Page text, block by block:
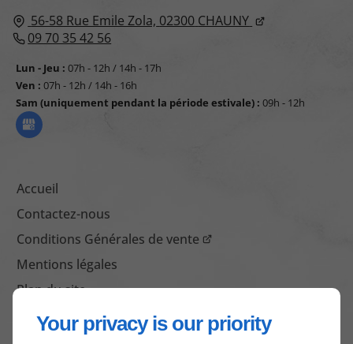
Your privacy is our priority
56-58 Rue Emile Zola, 02300 CHAUNY
09 70 35 42 56
Lun - Jeu : 07h - 12h / 14h - 17h
Ven : 07h - 12h / 14h - 16h
Sam (uniquement pendant la période estivale) :09h - 12h
Accueil
Contactez-nous
Conditions Générales de vente
Mentions légales
Plan du site